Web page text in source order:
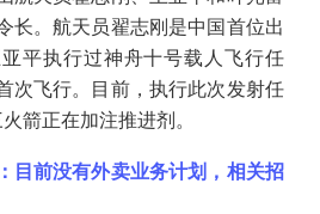
长。航天员翟志刚是中国首位出
平执行过神舟十号载人飞行任
次飞行。目前，执行此次发射任
箭正在加注推进剂。
目前没有外卖业务计划，相关招